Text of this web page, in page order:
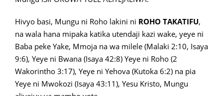
Hivyo basi, Mungu ni Roho lakini ni ROHO TAKATIFU,
na wala hana mipaka katika utendaji kazi wake, yeye ni
Baba peke Yake, Mmoja na wa milele (Malaki 2:10, Isaya
9:6), Yeye ni Bwana (Isaya 42:8) Yeye ni Roho (2
Wakorintho 3:17), Yeye ni Yehova (Kutoka 6:2) na pia
Yeye ni Mwokozi (Isaya 43:11), Yesu Kristo, Mungu